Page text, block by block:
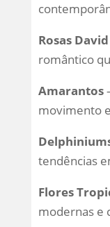
Rosas
romântico
Amarantos
movimento
tendências
Flores
modernas e